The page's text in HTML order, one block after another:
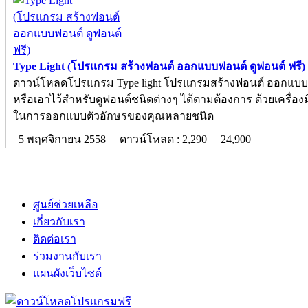
Type Light (โปรแกรม สร้างฟอนต์ ออกแบบฟอนต์ ดูฟอนต์ ฟรี)
ดาวน์โหลดโปรแกรม Type light โปรแกรมสร้างฟอนต์ ออกแบ
หรือเอาไว้สำหรับดูฟอนต์ชนิดต่างๆ ได้ตามต้องการ ด้วยเครื่อ
ในการออกแบบตัวอักษรของคุณหลายชนิด
5 พฤศจิกายน 2558
ดาวน์โหลด : 2,290 24,900
ศูนย์ช่วยเหลือ
เกี่ยวกับเรา
ติดต่อเรา
ร่วมงานกับเรา
แผนผังเว็บไซต์